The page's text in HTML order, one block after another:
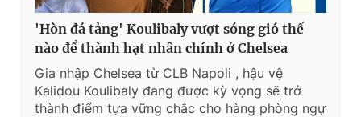
'Hòn đá tảng' Koulibaly vượt sóng gió thế
nào để thành hạt nhân chính ở Chelsea
Gia nhập Chelsea từ CLB Napoli , hậu vệ
Kalidou Koulibaly đang được kỳ vọng sẽ trở
thành điểm tựa vững chắc cho hàng phòng ngự